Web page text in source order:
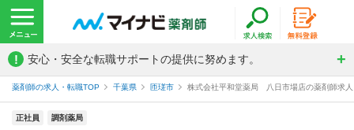
! 安心・安全な転職サポートの提供に努めます。
薬剤師の求人・転職TOP 千葉県 匝瑳市 株式会社平和堂薬局 八日市場店の薬剤師求人
正社員 調剤薬局